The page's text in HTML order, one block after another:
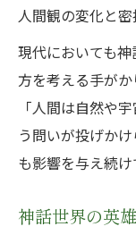
人間観の変化と密
現代においても
方を考える手が
「人間は自然や
う問いが投げか
も影響を与え続け
神話世界の英